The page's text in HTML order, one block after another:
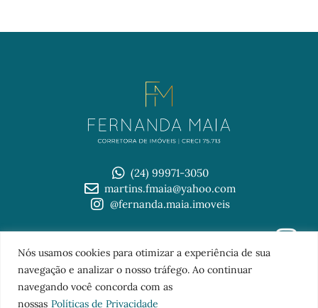
Nós usamos cookies para otimizar a experiência de sua
navegação e analizar o nosso tráfego. Ao continuar
navegando você concorda com as
nossas Políticas de Privacidade
(24) 99971-3050
martins.fmaia@yahoo.com
@fernanda.maia.imoveis
TOPO